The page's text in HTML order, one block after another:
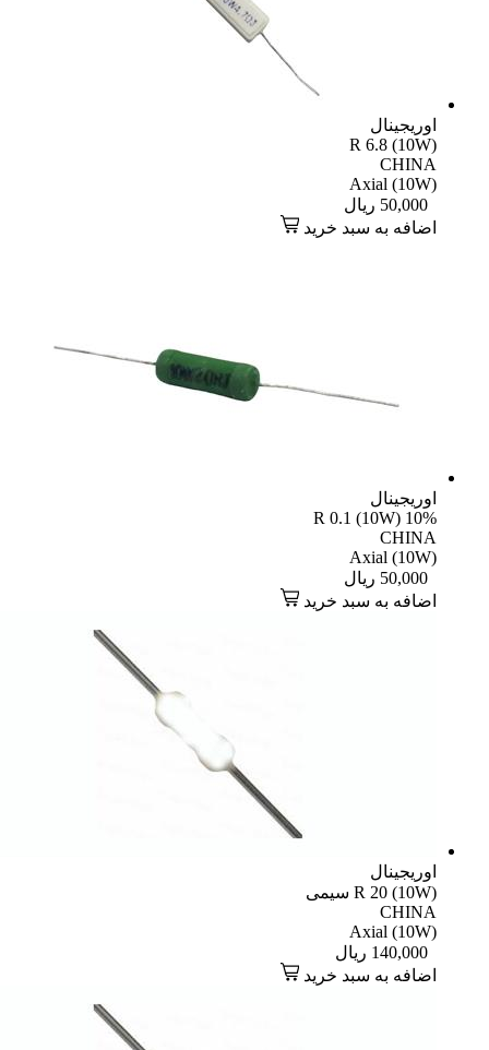
اوریجینال
R 6.8 (10W)
CHINA
Axial (10W)
50,000 ریال
اضافه به سبد خرید
اوریجینال
R 0.1 (10W) 10%
CHINA
Axial (10W)
50,000 ریال
اضافه به سبد خرید
اوریجینال
R 20 (10W) سیمی
CHINA
Axial (10W)
140,000 ریال
اضافه به سبد خرید